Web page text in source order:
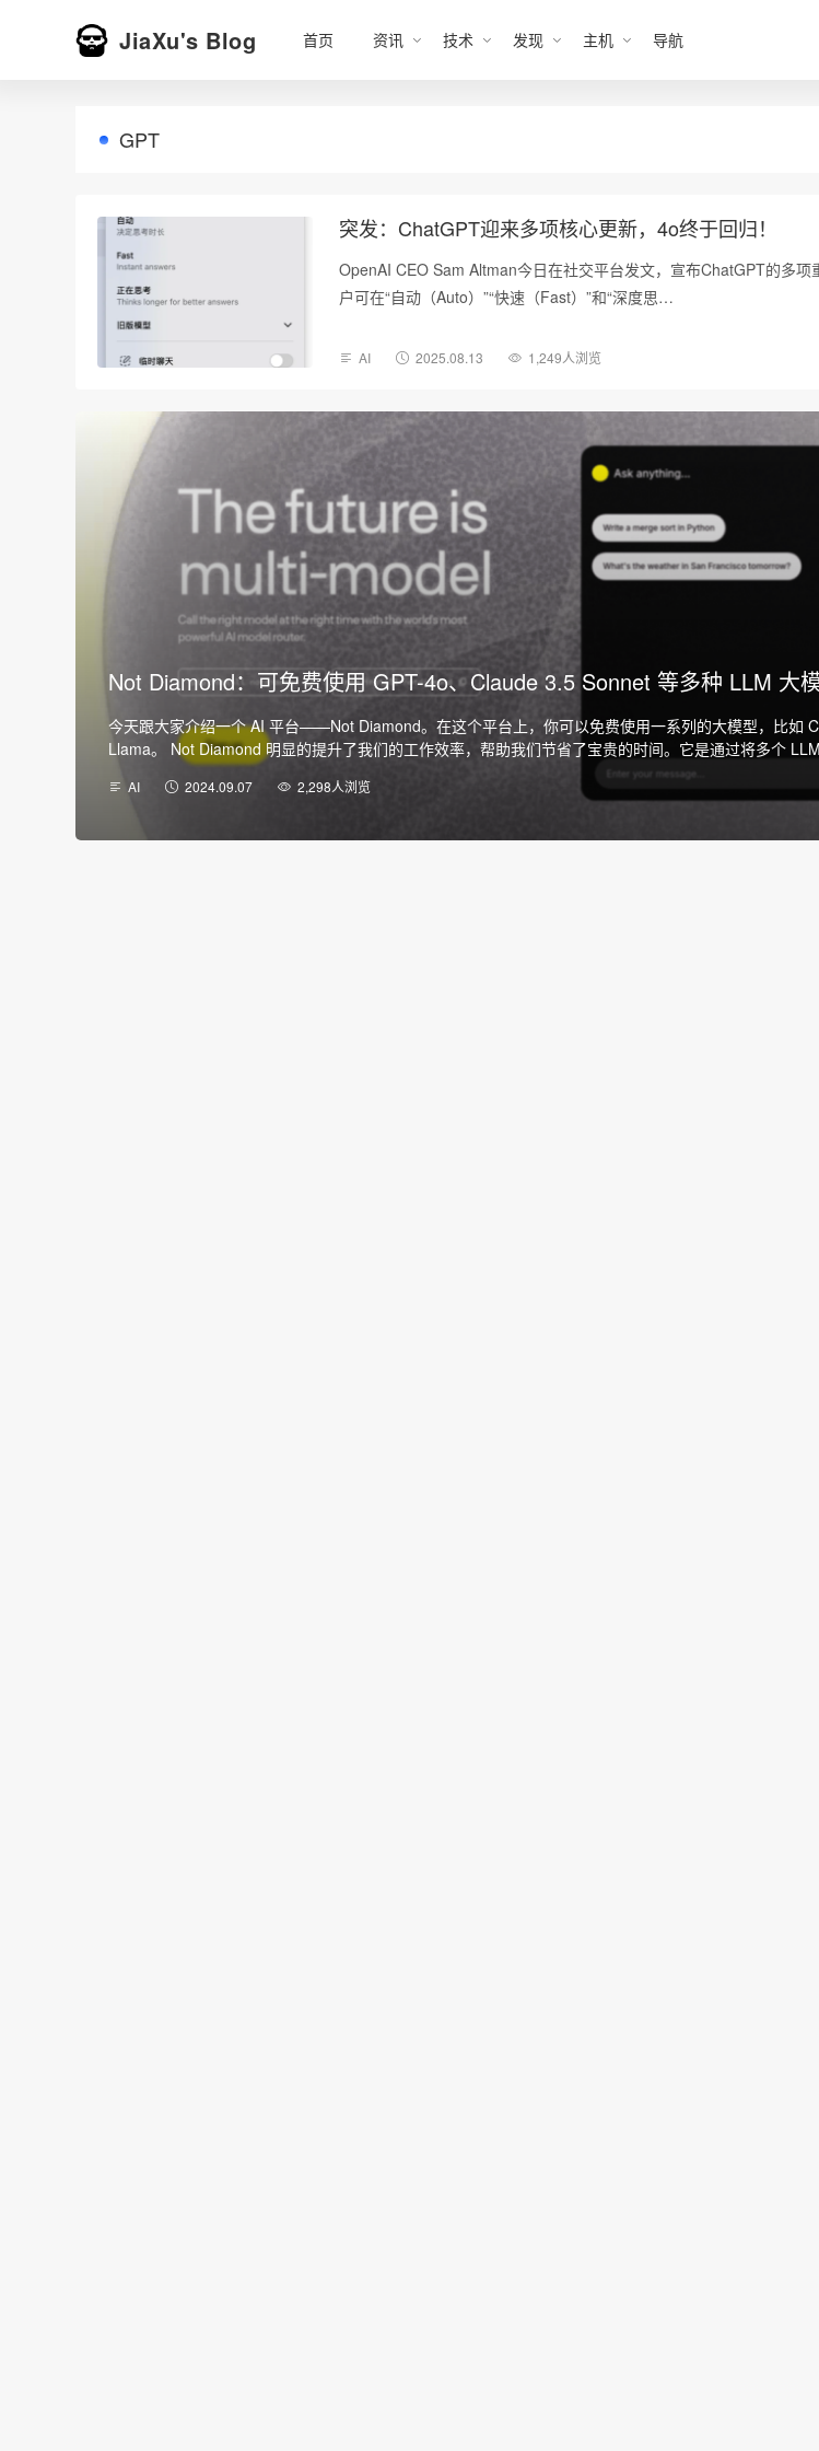
JiaXu's Blog 首页 资讯 技术 发现 主机 导航
GPT
突发：ChatGPT迎来多项核心更新，4o终于回归！
OpenAI CEO Sam Altman今日在社交平台发文，宣布ChatGPT的多
户可在“自动（Auto）”“快速（Fast）”和“深度思…
AI 2025.08.13 1,249人浏览
Not Diamond：可免费使用 GPT-4o、Claude 3.5 Sonnet 等多种 LLM 大
今天跟大家介绍一个 AI 平台——Not Diamond。在这个平台上，你可以免费使用一系列的大模型，比如
Llama。 Not Diamond 明显的提升了我们的工作效率，帮助我们节省了宝贵的时间。它是通过将多个
AI 2024.09.07 2,298人浏览